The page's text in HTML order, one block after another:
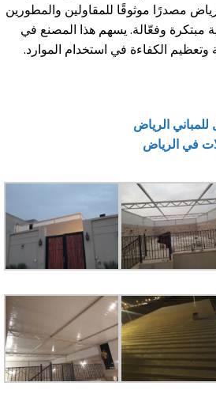
مصدرًا موثوقًا للمقاولين والمطورين
مبتكرة وفعّالة. يسهم هذا المصنع في
وتعظيم الكفاءة في استخدام الموارد.
الرياض
في الرياض